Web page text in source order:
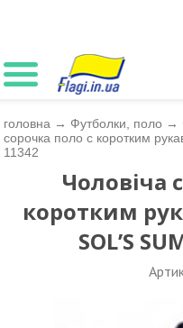
головна → Футболки, поло →
сорочка поло с коротким
11342
Чоловіча
коротким
SOL’S